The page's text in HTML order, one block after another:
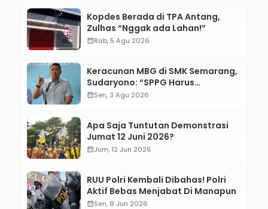
Kopdes Berada di TPA Antang,
Zulhas “Nggak ada Lahan!”
calendar_monthRab, 5 Agu 2026
Keracunan MBG di SMK Semarang,
Sudaryono: “SPPG Harus
Bertanggung Jawab!”
calendar_monthSen, 3 Agu 2026
Apa Saja Tuntutan Demonstrasi
Jumat 12 Juni 2026?
calendar_monthJum, 12 Jun 2026
RUU Polri Kembali Dibahas! Polri
Aktif Bebas Menjabat Di Manapun
calendar_monthSen, 8 Jun 2026